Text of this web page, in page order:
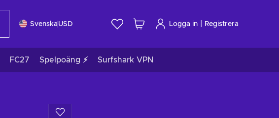
Svenska USD Logga in Registrera
FC27 Spelpoäng ⚡ Surfshark VPN